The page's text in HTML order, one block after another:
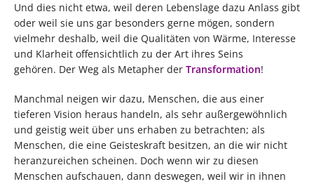
Und dies nicht etwa, weil deren Lebenslage dazu Anlass gibt
oder weil sie uns gar besonders gerne mögen, sondern
vielmehr deshalb, weil die Qualitäten von Wärme, Interesse
und Klarheit offensichtlich zu der Art ihres Seins
gehören. Der Weg als Metapher der Transformation!
Manchmal neigen wir dazu, Menschen, die aus einer
tieferen Vision heraus handeln, als sehr außergewöhnlich
und geistig weit über uns erhaben zu betrachten; als
Menschen, die eine Geisteskraft besitzen, an die wir nicht
heranzureichen scheinen. Doch wenn wir zu diesen
Menschen aufschauen, dann deswegen, weil wir in ihnen